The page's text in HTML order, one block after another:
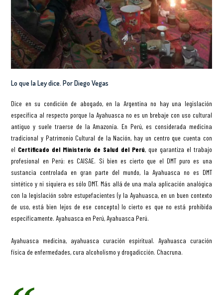
Lo que la Ley dice. Por Diego Vegas
Dice en su condición de abogado, en la Argentina no hay una legislación
específica al respecto porque la Ayahuasca no es un brebaje con uso cultural
antiguo y suele traerse de la Amazonía. En Perú, es considerada medicina
tradicional y Patrimonio Cultural de la Nación, hay un centro que cuenta con
el Certificado del Ministerio de Salud del Perú, que garantiza el trabajo
profesional en Perú: es CAISAE. Si bien es cierto que el DMT puro es una
sustancia controlada en gran parte del mundo, la Ayahuasca no es DMT
sintético y ni siquiera es sólo DMT. Más allá de una mala aplicación analógica
con la legislación sobre estupefacientes (y la Ayahuasca, en un buen contexto
de uso, está bien lejos de ese concepto) lo cierto es que no está prohibida
específicamente. Ayahuasca en Perú, Ayahuasca Perú.
Ayahuasca medicina, ayahuasca curación espiritual. Ayahuasca curación
física de enfermedades, cura alcoholismo y drogadicción. Chacruna.